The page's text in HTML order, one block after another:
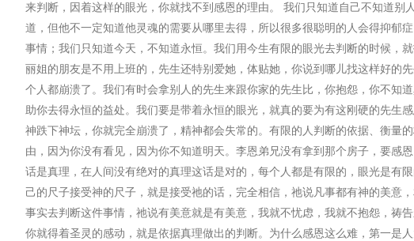
来判断，因着这样的眼光，你就找不到感恩的理由。 我们只知道自己不知道
道，但他不一定知道他灵魂的需要从哪里去得，所以很多很聪明的人会得抑郁
事情；我们只知道今天，不知道永恒。我们用今生有限的眼光去判断的时候，
丽姐的朋友是不用上班的，先生还特别爱她，体贴她，你说到哪儿找这样好的
个人都崩溃了。我们有时会拿别人的先生来跟你家的先生比，你抱怨，你不知
助你去得永恒的益处。我们要是带着永恒的眼光，就真的要为有这刚硬的先生
神跌下神坛，你就完全崩溃了，精神都会失常的。有限的人判断的依据、衡量
由，因为你没有看⻅，因为你不知道明天。李恩弟兄没有拿到那个房子，要感
话是真理，在人间没有绝对的真理这话是对的，每个人都是有限的，眼光是有
己的尺子接受神的尺子，就是接受祂的话，完全相信，祂说凡事都有神的美意
事实去判断这件事情，祂说有美意就是有美意，我就不忧虑，我就不抱怨，祷
你就得着圣灵的感动，就是依据真理做出的判断。为什么感恩这么难，第一是